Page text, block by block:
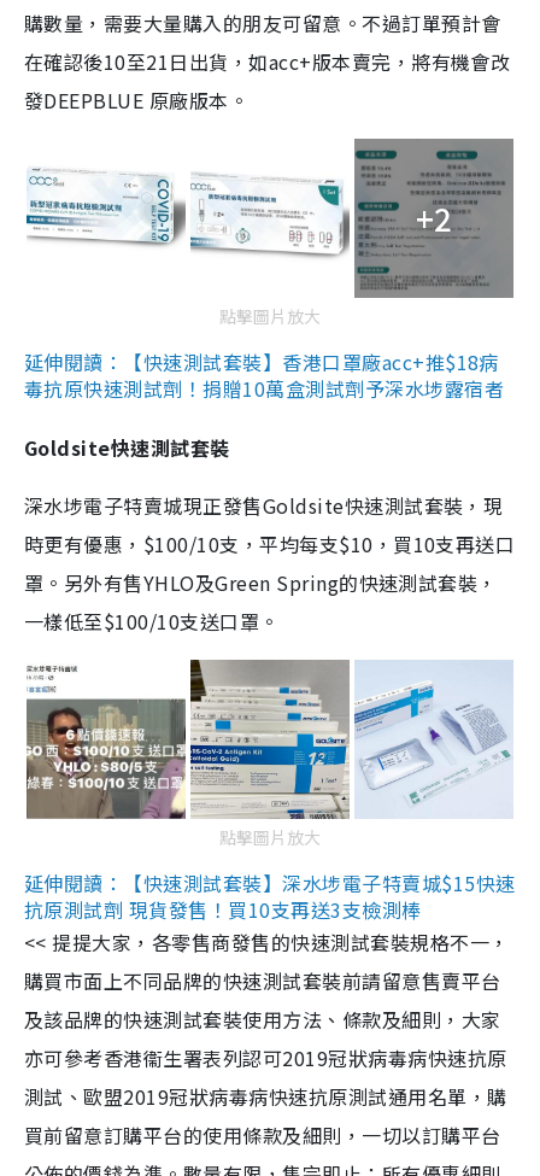
購數量，需要大量購入的朋友可留意。不過訂單預計會
在確認後10至21日出貨，如acc+版本賣完，將有機會改
發DEEPBLUE 原廠版本。
+2
點擊圖片放大
延伸閱讀：【快速測試套裝】香港口罩廠acc+推$18病
毒抗原快速測試劑！捐贈10萬盒測試劑予深水埗露宿者
Goldsite快速測試套裝
深水埗電子特賣城現正發售Goldsite快速測試套裝，現
時更有優惠，$100/10支，平均每支$10，買10支再送口
罩。另外有售YHLO及Green Spring的快速測試套裝，
一樣低至$100/10支送口罩。
點擊圖片放大
延伸閱讀：【快速測試套裝】深水埗電子特賣城$15快速
抗原測試劑 現貨發售！買10支再送3支檢測棒
<< 提提大家，各零售商發售的快速測試套裝規格不一，
購買市面上不同品牌的快速測試套裝前請留意售賣平台
及該品牌的快速測試套裝使用方法、條款及細則，大家
亦可參考香港衞生署表列認可2019冠狀病毒病快速抗原
測試、歐盟2019冠狀病毒病快速抗原測試通用名單，購
買前留意訂購平台的使用條款及細則，一切以訂購平台